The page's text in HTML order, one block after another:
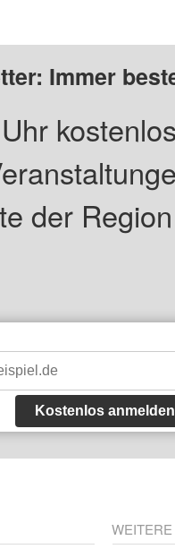
Immer
der
Kostenlos anmelden